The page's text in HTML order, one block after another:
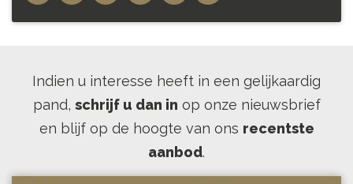
Indien u interesse heeft in een gelijkaardig
pand, schrijf u dan in op onze nieuwsbrief
en blijf op de hoogte van ons recentste
aanbod.